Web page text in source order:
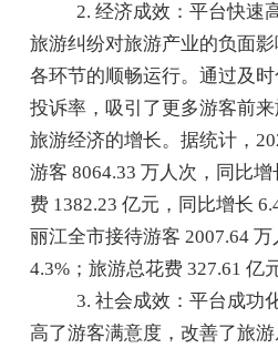
2. 经济成效：平台快速
旅游纠纷对旅游产业的负面
各环节的顺畅运行。通过及
投诉率，吸引了更多游客前
旅游经济的增长。据统计，
游客 8064.33 万人次，同比
费 1382.23 亿元，同比增长
丽江全市接待游客 2007.64
4.3%；旅游总花费 327.61 亿
3. 社会成效：平台成功
高了游客满意度，改善了旅